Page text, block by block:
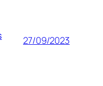
27/09/2023